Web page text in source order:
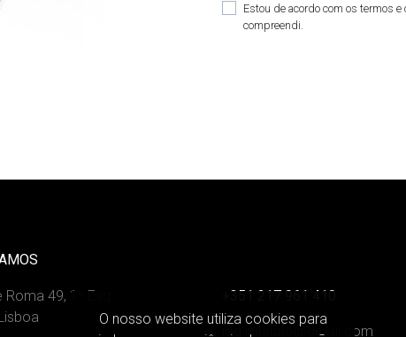
Estou de acordo com os termos e
compreendi.
49, 1º Esq
+351 217 961 410
iog.instituto@gmail.com
O nosso website utiliza cookies para